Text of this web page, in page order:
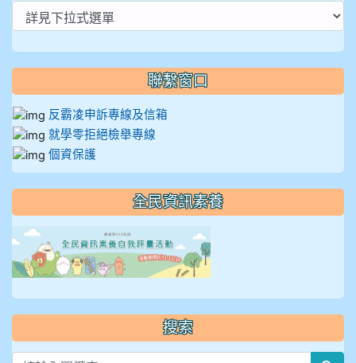
聯繫窗口
反霸凌申訴專線及信箱
就學零拒絕檢舉專線
個資保護
全民資訊素養
搜索